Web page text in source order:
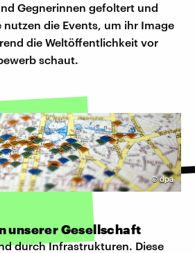
Gegnerinnen gefoltert und
die Events, um ihr Image
die Weltöffentlichkeit vor
schaut.
©dpa
unserer Gesellschaft
durch Infrastrukturen. Diese